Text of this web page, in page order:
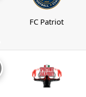
FC Patriot